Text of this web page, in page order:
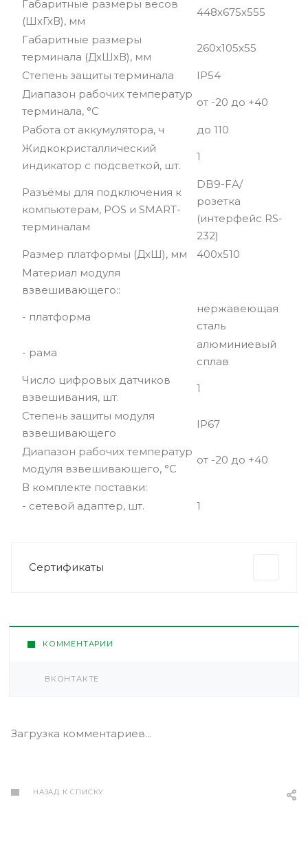
Габаритные размеры весов
(ШхГхВ), мм
448х675х555
Габаритные размеры
терминала (ДхШхВ), мм
260х105х55
Степень защиты терминала
IP54
Диапазон рабочих температур
терминала, °С
от -20 до +40
Работа от аккумулятора, ч
до 110
Жидкокристаллический
индикатор с подсветкой, шт.
1
Разъёмы для подключения к
компьютерам, POS и SMART-
терминалам
DB9-FА/
розетка
(интерфейс RS-
232)
Размер платформы (ДхШ), мм
400х510
Материал модуля
взвешивающего::
- платформа
нержавеющая
сталь
- рама
алюминиевый
сплав
Число цифровых датчиков
взвешивания, шт.
1
Степень защиты модуля
взвешивающего
IP67
Диапазон рабочих температур
модуля взвешивающего, °С
от -20 до +40
В комплекте поставки:
- сетевой адаптер, шт.
1
Сертификаты
КОММЕНТАРИИ
ВКОНТАКТЕ
Загрузка комментариев...
НАЗАД К СПИСКУ